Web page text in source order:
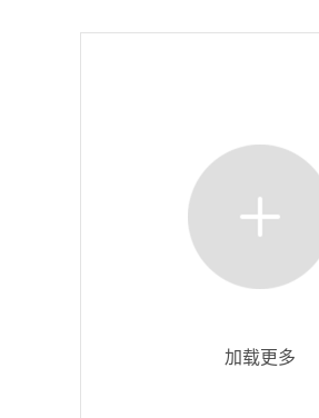
加载更多